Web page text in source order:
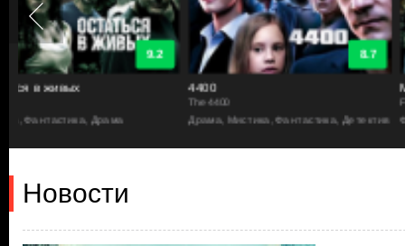
8.7
4400
Драма, Мистика, Фантастика, Детектив Фантастика, Драма
Новости